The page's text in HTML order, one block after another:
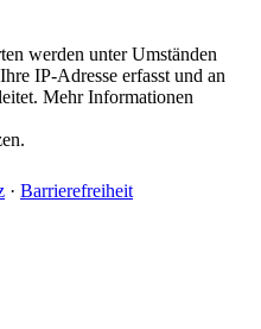
werden unter Umständen
IP-Adresse erfasst und an
Mehr Informationen
· Barrierefreiheit